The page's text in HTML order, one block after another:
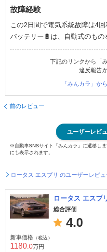
故障経験
この2日間で電気系統故障は4回
バッテリー🔋は、自動式のもの
下記のリンクから「
違反報告
「みんカラ」か
前のレビュー
ユーザーレビ
※自動車SNSサイト「みんカラ」に遷移し
にも表示されます。
ロータス エスプリ のユーザーレビ
ロータス エスプ
総合評価
4.0
新車価格 （税込）
1180 .0万円